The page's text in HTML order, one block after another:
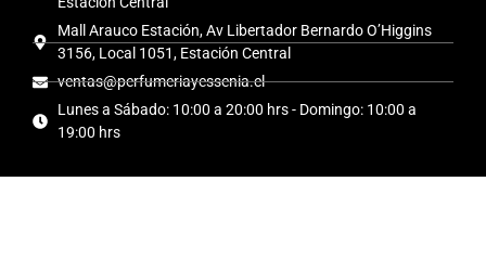
Mall Arauco Estación, Av Libertador Bernardo O’Higgins
3156, Local 1051, Estación Central
ventas@perfumeriayessenia.cl
Lunes a Sábado: 10:00 a 20:00 hrs - Domingo: 10:00 a
19:00 hrs